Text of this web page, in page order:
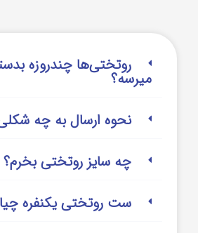
روتختی‌‌ها چندروزه
میرسه؟
نحوه ارسال به چه
چه سایز روتختی بخرم؟
ست روتختی یکنفره چیا